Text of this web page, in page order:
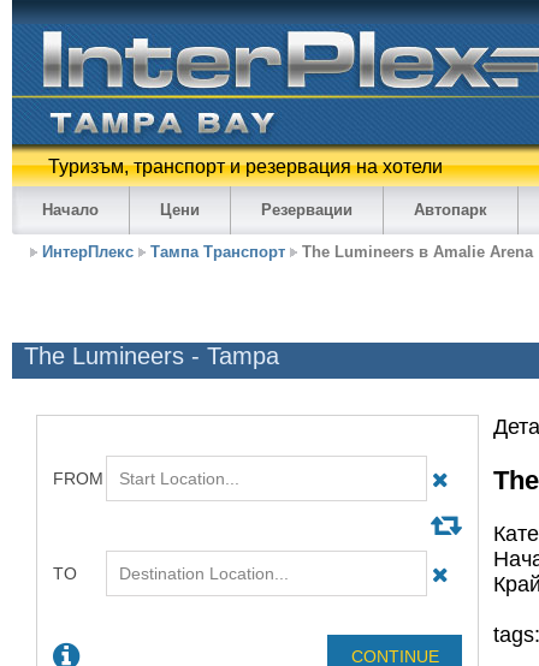
Туризъм, транспорт и резервация на хотели
Начало Цени Резервации Автопарк
ИнтерПлекс Тампа Транспорт The Lumineers в Amalie Arena
The Lumineers - Tampa
tags: